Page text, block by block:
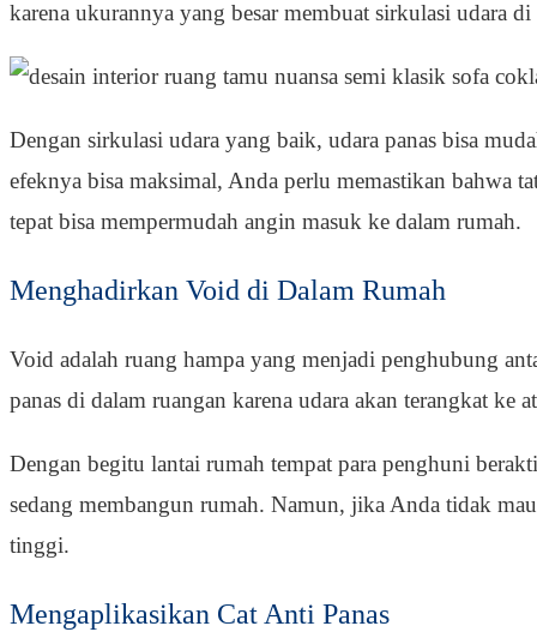
karena ukurannya yang besar membuat sirkulasi udara
Dengan sirkulasi udara yang baik, udara panas bisa
efeknya bisa maksimal, Anda perlu memastikan bahwa
tepat bisa mempermudah angin masuk ke dalam rumah.
Menghadirkan Void di Dalam Rumah
Void adalah ruang hampa yang menjadi penghubung
panas di dalam ruangan karena udara akan terangkat ke
Dengan begitu lantai rumah tempat para penghuni
sedang membangun rumah. Namun, jika Anda tidak
tinggi.
Mengaplikasikan Cat Anti Panas